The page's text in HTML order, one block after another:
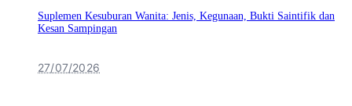
Suplemen Kesuburan Wanita: Jenis, Kegunaan, Bukti Saintifik dan
Kesan Sampingan
27/07/2026